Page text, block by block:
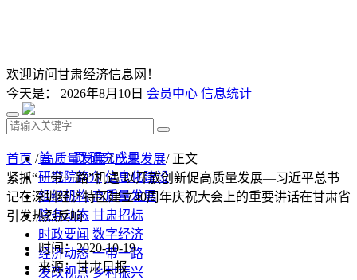
欢迎访问甘肃经济信息网！
今天是： 2026年8月10日 会员中心 信息统计
首 页 研究成果
研究院简介 信息化建设
组织机构 高质量发展
院务动态 甘肃招标
时政要闻 数字经济
经济动态 一带一路
发改视点 乡村振兴
首页 /高质量发展/产业发展/ 正文
紧抓“一带一路”机遇 以开放创新促高质量发展—习近平总书
记在深圳经济特区建立40周年庆祝大会上的重要讲话在甘肃省
引发热烈反响
时间：2020-10-19
来源：甘肃日报